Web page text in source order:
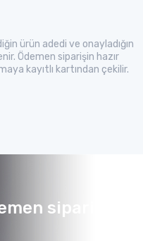
ürün adedi ve onayladığın
Ödemen siparişin hazır
kayıtlı kartından çekilir.
sipariş